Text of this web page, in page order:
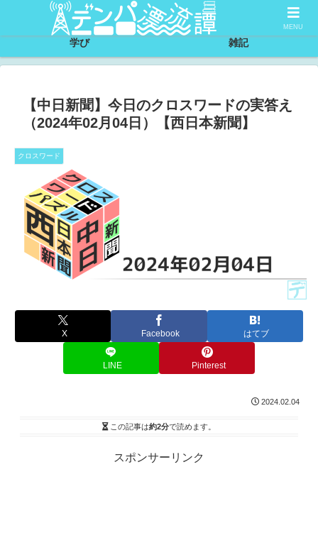
サイトについて
学び 雑記
【中日新聞】今日のクロスワードの実答え
（2024年02月04日）【西日本新聞】
クロスワード
X Facebook はてブ
LINE Pinterest
2024.02.04
この記事は約2分で読めます。
スポンサーリンク
MENU